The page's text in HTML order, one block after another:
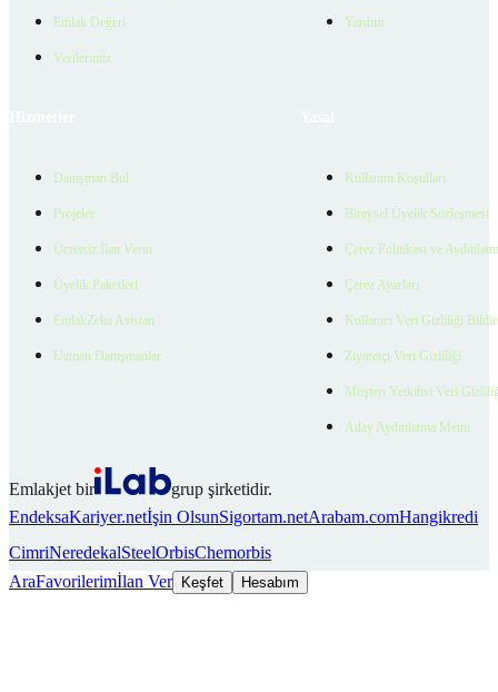
Emlak Değeri
Verilerimiz
Yardım
Danışman Bul
Projeler
Ücretsiz İlan Verin
Üyelik Paketleri
EmlakZeka Asistan
Uzman Danışmanlar
Kullanım Koşulları
Bireysel Üyelik Sözleşmesi
Çerez Politikası ve
Çerez Ayarları
Kullanıcı Veri Gizliliği
Ziyaretçi Veri Gizliliği
Müşteri Yetkilisi Veri
Aday Aydınlatma Metni
Emlakjet bir
grup şirketidir.
EndeksaKariyer.netİşin OlsunSigortam.netArabam.comHangikredi
CimriNeredekalSteelOrbisChemorbis
AraFavorilerimİlan Ver Keşfet Hesabım